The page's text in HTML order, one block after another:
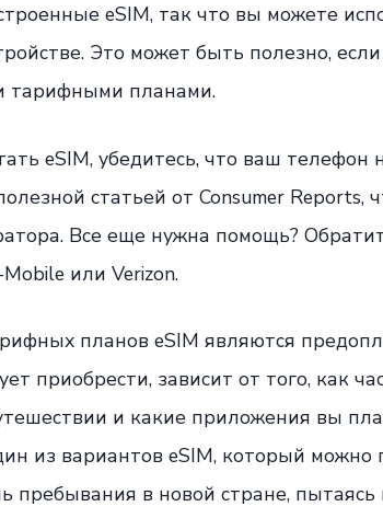
eSIM, так что вы можете
Это может быть полезно,
тарифными планами.
eSIM, убедитесь, что ваш телефон
статьей от Consumer Reports,
Все еще нужна помощь?
или Verizon.
планов eSIM являются
приобрести, зависит от того, как
и какие приложения вы
из вариантов eSIM, который можно
пребывания в новой стране, пытаясь